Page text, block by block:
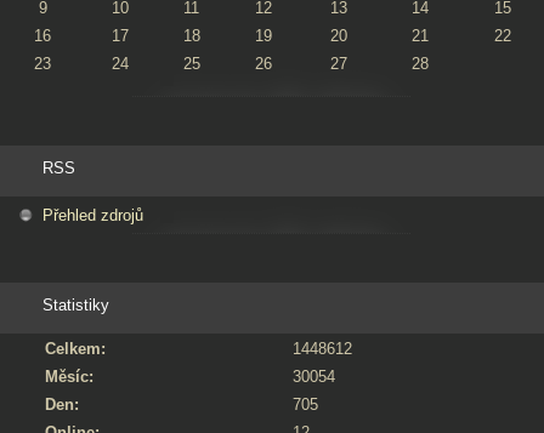
9
10 11 12 13 14
15
16
17 18 19 20 21
22
23
24 25 26 27 28
RSS
Přehled zdrojů
Statistiky
Celkem:
1448612
Měsíc:
30054
Den:
705